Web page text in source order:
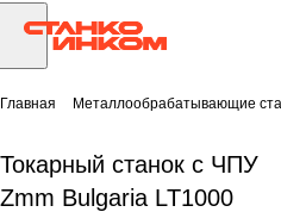
Главная Металлообрабатывающие
Токарный станок с ЧПУ
Zmm Bulgaria LT1000